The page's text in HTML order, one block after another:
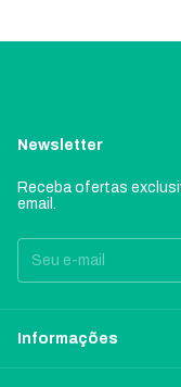
Newsletter
Receba ofertas
email.
Informações